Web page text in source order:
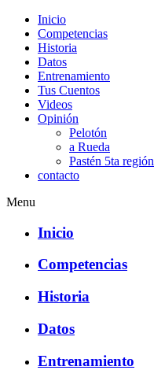
Inicio
Competencias
Historia
Datos
Entrenamiento
Tus Cuentos
Videos
Opinión
Pelotón
a Rueda
Pastén 5ta región
contacto
Menu
Inicio
Competencias
Historia
Datos
Entrenamiento